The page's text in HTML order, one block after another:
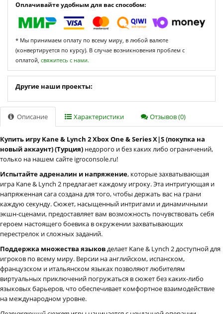
Оплачивайте удобным для вас способом:
* Мы принимаем оплату по всему миру, в любой валюте
(конвертируется по курсу). В случае возникновения проблем с
оплатой, свяжитесь с нами.
Другие наши проекты:
Описание Характеристики Отзывов (0)
Купить игру Kane & Lynch 2 Xbox One & Series X|S (покупка на
новый аккаунт) (Турция) недорого и без каких либо ограничений,
только на нашем сайте igroconsole.ru!
Испытайте адреналин и напряжение, которые захватывающая
игра Kane & Lynch 2 предлагает каждому игроку. Эта интригующая и
напряженная сага создана для того, чтобы держать вас на грани
каждую секунду. Сюжет, насыщенный интригами и динамичными
экшн-сценами, предоставляет вам возможность почувствовать себя
героем настоящего боевика в окружении захватывающих
перестрелок и сложных заданий.
Поддержка множества языковделает Kane & Lynch 2 доступной для
игроков по всему миру. Версии на английском, испанском,
французском и итальянском языках позволяют любителям
виртуальных приключений погружаться в сюжет без каких-либо
языковых барьеров, что обеспечивает комфортное взаимодействие
на международном уровне.